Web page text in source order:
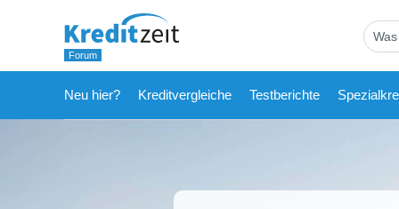
Neu hier? Kreditvergleiche Testberichte